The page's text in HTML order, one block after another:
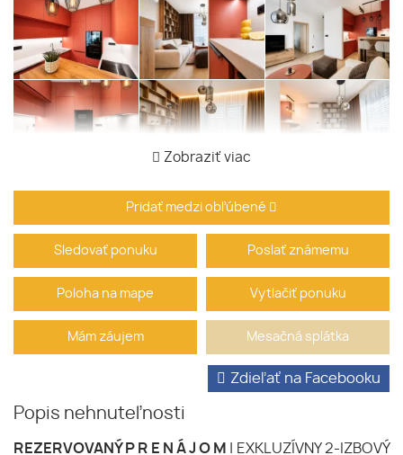
Zobraziť viac
Pridať medzi obľúbené
Sledovať ponuku Poslať známemu
Poloha na mape Vytlačiť ponuku
Mám záujem Mesačná splátka
Popis nehnuteľnosti
Zdieľať na Facebooku
REZERVOVANÝ P R E N Á J O M
| EXKLUZÍVNY 2-IZBOVÝ